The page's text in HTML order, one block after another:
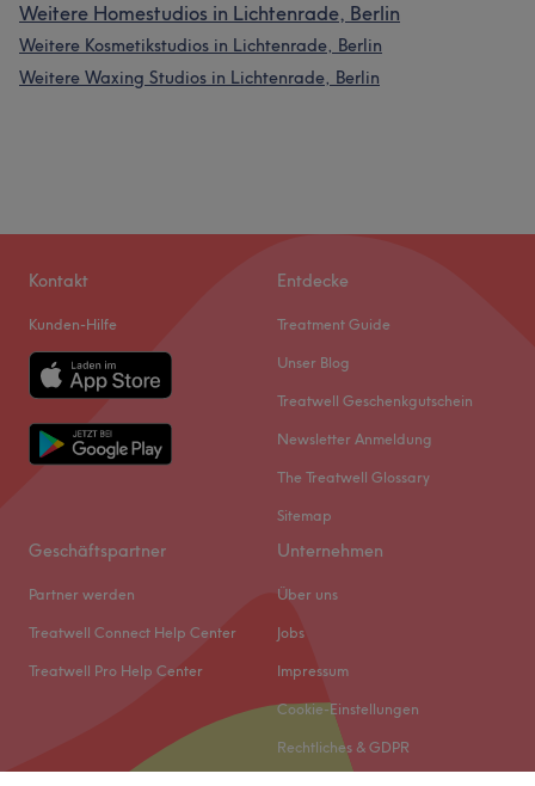
Weitere Homestudios in Lichtenrade, Berlin
Weitere Kosmetikstudios in Lichtenrade, Berlin
Weitere Waxing Studios in Lichtenrade, Berlin
Kontakt
Kunden-Hilfe
Entdecke
Treatment Guide
Unser Blog
Treatwell Geschenkgutschein
Newsletter Anmeldung
The Treatwell Glossary
Sitemap
Geschäftspartner
Partner werden
Treatwell Connect Help Center
Treatwell Pro Help Center
Unternehmen
Über uns
Jobs
Impressum
Cookie-Einstellungen
Rechtliches & GDPR